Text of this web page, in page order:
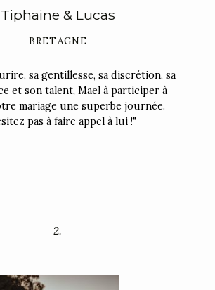
Tiphaine & Lucas
BRETAGNE
sa gentillesse, sa discrétion, sa
et son talent, Mael à participer à
mariage une superbe journée.
pas à faire appel à lui !"
2.